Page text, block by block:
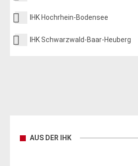
IHK Hochrhein-Bodensee
IHK Schwarzwald-Baar-Heuberg
AUS DER IHK